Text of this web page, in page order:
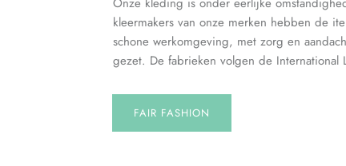
kleermakers van onze merken hebben de
schone werkomgeving, met zorg en
gezet. De fabrieken volgen de International
FAIR FASHION